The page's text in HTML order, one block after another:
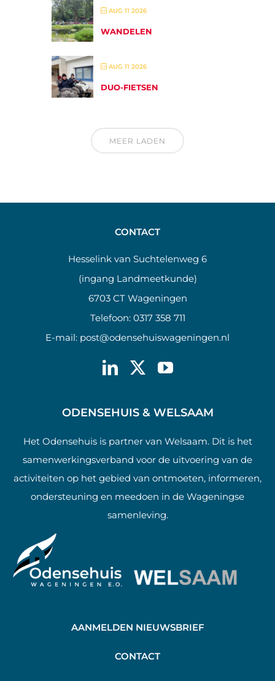
AUG 11 2026
WANDELEN
AUG 11 2026
DUO-FIETSEN
MEER LADEN
CONTACT
Hesselink van Suchtelenweg 6
(ingang Landmeetkunde)
6703 CT Wageningen
Telefoon: 0317 358 711
E-mail: post@odensehuiswageningen.nl
ODENSEHUIS & WELSAAM
Het Odensehuis is partner van Welsaam. Dit is het
samenwerkingsverband voor de uitvoering van de
activiteiten op het gebied van ontmoeten, informeren,
ondersteuning en meedoen in de Wageningse
samenleving.
AANMELDEN NIEUWSBRIEF
CONTACT